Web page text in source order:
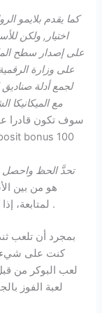
كما يقدم بلايمو
اختيار, ولكن
على إصدار سطح
على وزارة
لجمع أدلة
مع الميكانيكا
سوف تكون قادرا
تحدَّ الحظ واحصل
هو من بين
لمتابعة، إذا كانت ألعاب القمار التقليدية تزداد مملة .
بمجرد أن تلعب
كنت على شيء
لعب البوكر من
لعبة الفوز